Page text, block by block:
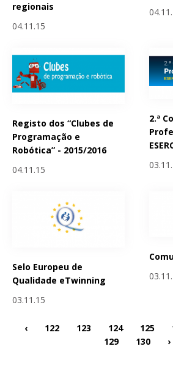
regionais
04.11.15
Registo dos “Clubes de
Programação e
Robótica” - 2015/2016
04.11.15
2.ª
Selo Europeu de
Qualidade eTwinning
03.11.15
‹ 122 123 124 125
129
130 ›